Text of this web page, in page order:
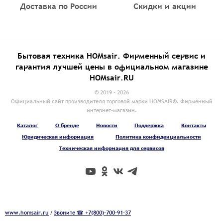
Доставка по России Скидки и акции
Бытовая техника HOMsair. Фирменный сервис и
гарантия лучшей цены в официальном магазине
HOMsair.RU
© 2019 - 2026
Официальный сайт производителя торговой марки HOMSAIR®. Фирменный
интернет-магазин.
Каталог О бренде Новости Поддержка
Контакты
Юридическая информация
Политика конфиденциальности
Техническая информация для сервисов
www.homsair.ru /Звоните ☎ +7(800)-700-91-37